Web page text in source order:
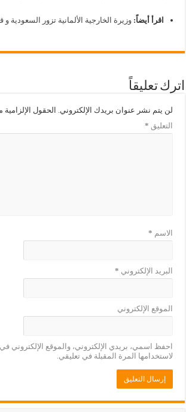
اقرأ أيضاً: وزيرة الخارجية الألمانية تزور السعودية و
اترك تعليقاً
لن يتم نشر عنوان بريدك الإلكتروني. الحقول الإلزامية
التعليق *
الاسم *
البريد الإلكتروني *
الموقع الإلكتروني
احفظ اسمي، بريدي الإلكتروني، والموقع الإلكتروني
لاستخدامها المرة المقبلة في تعليقي.